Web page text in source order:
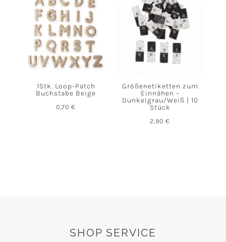
1Stk. Loop-Patch
Buchstabe Beige
0,70€
Größenetiketten zum
Einnähen –
Dunkelgrau/Weiß | 10
Stück
2,90€
SHOP SERVICE